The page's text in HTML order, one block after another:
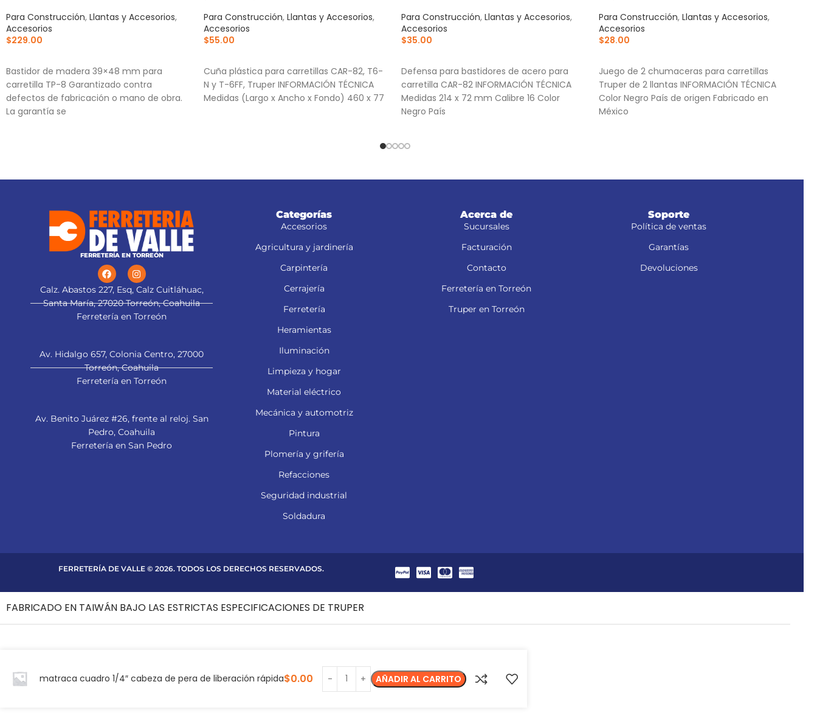
Para Construcción, Llantas y Accesorios,
Accesorios
$229.00
Bastidor de madera 39×48 mm para
carretilla TP-8 Garantizado contra
defectos de fabricación o mano de obra.
La garantía se
Para Construcción, Llantas y Accesorios,
Accesorios
$55.00
Cuña plástica para carretillas CAR-82, T6-
N y T-6FF, Truper INFORMACIÓN TÉCNICA
Medidas (Largo x Ancho x Fondo) 460 x 77
Para Construcción, Llantas y Accesorios,
Accesorios
$35.00
Defensa para bastidores de acero para
carretilla CAR-82 INFORMACIÓN TÉCNICA
Medidas 214 x 72 mm Calibre 16 Color
Negro País
Para Construcción, Llantas y Accesorios,
Accesorios
$28.00
Juego de 2 chumaceras para carretillas
Truper de 2 llantas INFORMACIÓN TÉCNICA
Color Negro País de origen Fabricado en
México
FERRETERÍA EN TORREÓN
Calz. Abastos 227, Esq, Calz Cuitláhuac,
Santa María, 27020 Torreón, Coahuila
Ferretería en Torreón
Av. Hidalgo 657, Colonia Centro, 27000
Torreón, Coahuila
Ferretería en Torreón
Av. Benito Juárez #26, frente al reloj. San
Pedro, Coahuila
Ferretería en San Pedro
Categorías
Accesorios
Agricultura y jardinería
Carpintería
Cerrajería
Ferretería
Heramientas
Iluminación
Limpieza y hogar
Material eléctrico
Mecánica y automotriz
Pintura
Plomería y grifería
Refacciones
Seguridad industrial
Soldadura
Acerca de
Sucursales
Facturación
Contacto
Ferretería en Torreón
Truper en Torreón
Soporte
Política de ventas
Garantías
Devoluciones
FERRETERÍA DE VALLE © 2026. TODOS LOS DERECHOS RESERVADOS.
matraca cuadro 1/4″ cabeza de pera de liberación rápida$0.00 AÑADIR AL CARRITO
FABRICADO EN TAIWÁN BAJO LAS ESTRICTAS ESPECIFICACIONES DE TRUPER